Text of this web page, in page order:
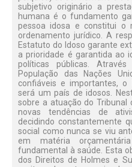
subjetivo originário a
humana é o fundamento
pessoa idosa e constitui o
ordenamento jurídico. A
Estatuto do Idoso garante
a prioridade é garantida ao
políticas públicas.
População das Nações
confiáveis e importantes, o
será um país de idosos.
sobre a atuação do Tribunal
novas tendências de
decidindo constantemente
social como nunca se viu
em matéria
fundamental à saúde. Esta
dos Direitos de Holmes e